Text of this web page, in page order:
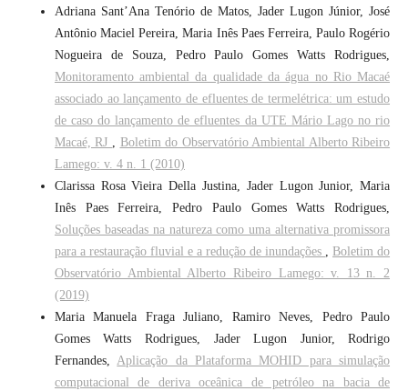
Adriana Sant’Ana Tenório de Matos, Jader Lugon Júnior, José
Antônio Maciel Pereira, Maria Inês Paes Ferreira, Paulo Rogério
Nogueira de Souza, Pedro Paulo Gomes Watts Rodrigues,
Monitoramento ambiental da qualidade da água no Rio Macaé
associado ao lançamento de efluentes de termelétrica: um estudo
de caso do lançamento de efluentes da UTE Mário Lago no rio
Macaé, RJ , Boletim do Observatório Ambiental Alberto Ribeiro
Lamego: v. 4 n. 1 (2010)
Clarissa Rosa Vieira Della Justina, Jader Lugon Junior, Maria
Inês Paes Ferreira, Pedro Paulo Gomes Watts Rodrigues,
Soluções baseadas na natureza como uma alternativa promissora
para a restauração fluvial e a redução de inundações , Boletim do
Observatório Ambiental Alberto Ribeiro Lamego: v. 13 n. 2
(2019)
Maria Manuela Fraga Juliano, Ramiro Neves, Pedro Paulo
Gomes Watts Rodrigues, Jader Lugon Junior, Rodrigo
Fernandes,Aplicação da Plataforma MOHID para simulação
computacional de deriva oceânica de petróleo na bacia de